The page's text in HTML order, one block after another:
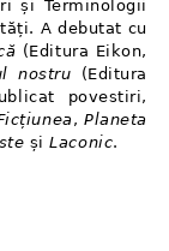
și Terminologii
A debutat cu
(Editura Eikon,
nostru (Editura
povestiri,
,Planeta
șiLaconic.